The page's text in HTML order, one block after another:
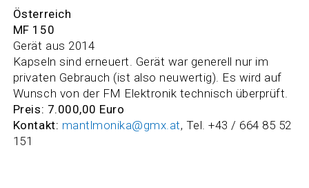
Österreich
MF 150
Gerät aus 2014
Kapseln sind erneuert. Gerät war generell nur im
privaten Gebrauch (ist also neuwertig). Es wird auf
Wunsch von der FM Elektronik technisch überprüft.
Preis: 7.000,00 Euro
Kontakt: mantlmonika@gmx.at, Tel. +43 / 664 85 52
151